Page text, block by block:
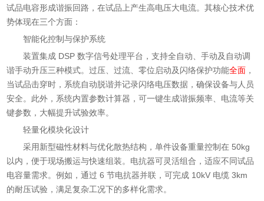
试品电容形成谐振回路，在试品上产生高电压大电流。其核心技术优
势体现在三个方面：
智能化控制与保护系统
装置集成 DSP 数字信号处理平台，支持全自动、手动及自动调
谐手动升压三种模式。过压、过流、零位启动及闪络保护功能全面 ，
当试品击穿时，系统自动脱谐并记录闪络电压数据，确保设备与人员
安全。此外，系统内置参数计算器，可一键生成谐振频率、电流等关
键参数，大幅提升试验效率。
轻量化模块化设计
采用新型磁性材料与优化散热结构，单件设备重量控制在 50kg
以内，便于现场搬运与快速组装。电抗器可灵活组合，适应不同试品
电容量需求。例如，通过 6 节电抗器并联，可完成 10kV 电缆 3km
的耐压试验，满足复杂工况下的多样化需求。